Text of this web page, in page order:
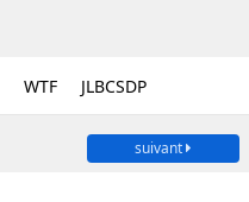
WTF JLBCSDP
suivant